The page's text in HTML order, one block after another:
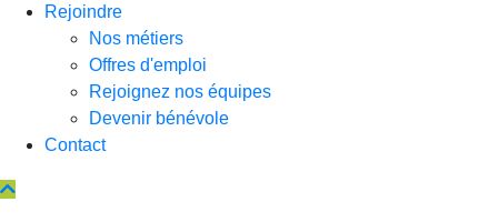
Rejoindre
Nos métiers
Offres d'emploi
Rejoignez nos équipes
Devenir bénévole
Contact